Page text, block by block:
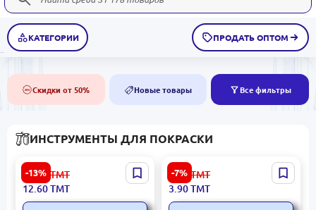
КАТЕГОРИИ ПРОДАТЬ ОПТОМ
50% Скидки от 50% NEW Новые товары Все фильтры
ИНСТРУМЕНТЫ ДЛЯ ПОКРАСКИ
-13%
153.09.D01.D01.DEKOR0034
| Малярный валик
14.50 ТМТ
12.60ТМТ
-7%
Emtop EPBH15702 |
Малярная кисть 1,5
дюйма синтетика
4.20 ТМТ
3.90ТМТ